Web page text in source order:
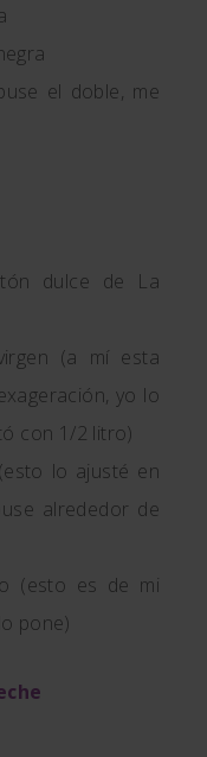
el doble, me
dulce de La
(a mí esta
yo lo
con 1/2 litro)
lo ajusté en
alrededor de
(esto es de mi
pone)